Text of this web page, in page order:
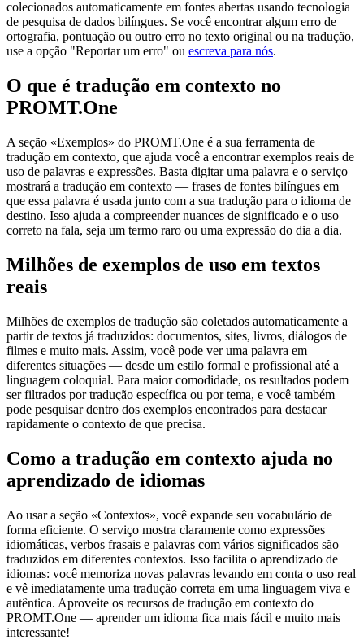
colecionados automaticamente em fontes abertas usando tecnologia
de pesquisa de dados bilíngues. Se você encontrar algum erro de
ortografia, pontuação ou outro erro no texto original ou na tradução,
use a opção "Reportar um erro" ou escreva para nós.
O que é tradução em contexto no
PROMT.One
A seção «Exemplos» do PROMT.One é a sua ferramenta de
tradução em contexto, que ajuda você a encontrar exemplos reais de
uso de palavras e expressões. Basta digitar uma palavra e o serviço
mostrará a tradução em contexto — frases de fontes bilíngues em
que essa palavra é usada junto com a sua tradução para o idioma de
destino. Isso ajuda a compreender nuances de significado e o uso
correto na fala, seja um termo raro ou uma expressão do dia a dia.
Milhões de exemplos de uso em textos
reais
Milhões de exemplos de tradução são coletados automaticamente a
partir de textos já traduzidos: documentos, sites, livros, diálogos de
filmes e muito mais. Assim, você pode ver uma palavra em
diferentes situações — desde um estilo formal e profissional até a
linguagem coloquial. Para maior comodidade, os resultados podem
ser filtrados por tradução específica ou por tema, e você também
pode pesquisar dentro dos exemplos encontrados para destacar
rapidamente o contexto de que precisa.
Como a tradução em contexto ajuda no
aprendizado de idiomas
Ao usar a seção «Contextos», você expande seu vocabulário de
forma eficiente. O serviço mostra claramente como expressões
idiomáticas, verbos frasais e palavras com vários significados são
traduzidos em diferentes contextos. Isso facilita o aprendizado de
idiomas: você memoriza novas palavras levando em conta o uso real
e vê imediatamente uma tradução correta em uma linguagem viva e
autêntica. Aproveite os recursos de tradução em contexto do
PROMT.One — aprender um idioma fica mais fácil e muito mais
interessante!